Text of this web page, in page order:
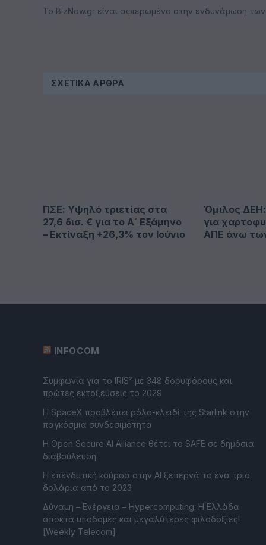
Το BizNow.gr είναι αφιερωμένο στην ενδυνάμωση
ΣΧΕΤΙΚΆ ΆΡΘΡΑ
ΠΣΕ: Υψηλό τριετίας στα
27,6 δισ. € για το Α΄ Εξάμηνο
– Εκτίναξη +26,3% τον Ιούνιο
Όμιλος
για
ΑΠΕ άνω
INFOCOM
Συμφωνία για το IRIS² με 348 δορυφόρους και
πρώτες εκτοξεύσεις το 2029
Η SpaceX προβλέπει ρόλο-κλειδί της Starlink στην
παγκόσμια συνδεσιμότητα
Η Open Secure AI Alliance θέτει το SAFE σε δημόσια
διαβούλευση
Η επενδυτική κούρσα στην AI ξεπερνά το ένα τρισ.
δολάρια από το 2023
Δύναμη – Ενέργεια – Ηypercomputing: Η Ελλάδα
αποκτά υποδομές και μεγαλύτερες φιλοδοξίες!
[Weekly Telecom]